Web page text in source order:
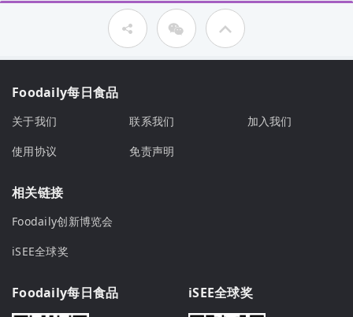
Foodaily每日食品
关于我们 联系我们
加入我们
使用协议
免责声明
相关链接
Foodaily创新博览会
iSEE全球奖
Foodaily每日食品 iSEE全球奖